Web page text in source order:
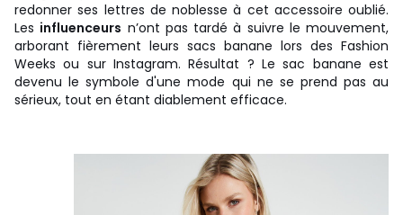
redonner ses lettres de noblesse à cet accessoire oublié.
Les influenceurs n’ont pas tardé à suivre le mouvement,
arborant fièrement leurs sacs banane lors des Fashion
Weeks ou sur Instagram. Résultat ? Le sac banane est
devenu le symbole d'une mode qui ne se prend pas au
sérieux, tout en étant diablement efficace.